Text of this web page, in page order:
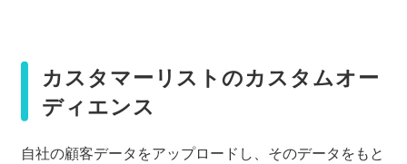
カスタマーリストのカスタムオー
ディエンス
自社の顧客データをアップロードし、そのデータをもと